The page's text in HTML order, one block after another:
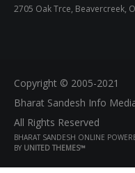
2705 Oak Trce, Beavercreek,
Copyright © 2005-2021
Bharat Sandesh Info
All Rights Reserved
BHARAT SANDESH ONLINE
BY UNITED THEMES™